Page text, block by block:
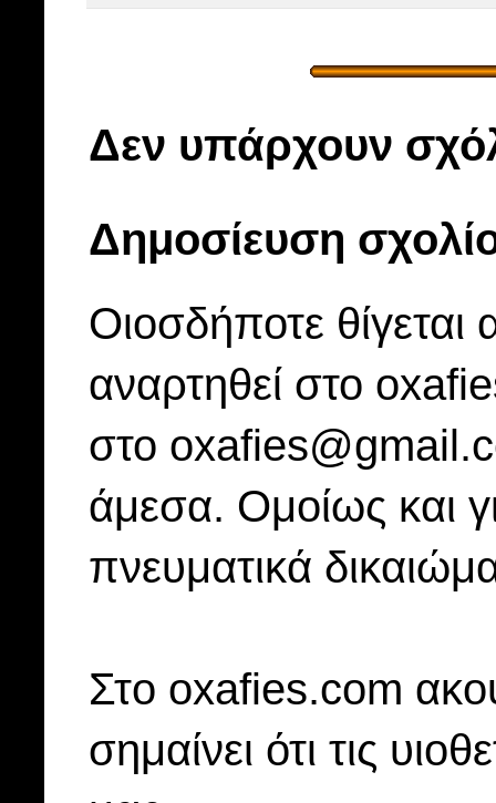
Δεν υπάρχουν
Δημοσίευση
Οιοσδήποτε
αναρτηθεί στο
στο
άμεσα. Ομοίως και
πνευματικά
Στo oxafies.com
σημαίνει ότι τις